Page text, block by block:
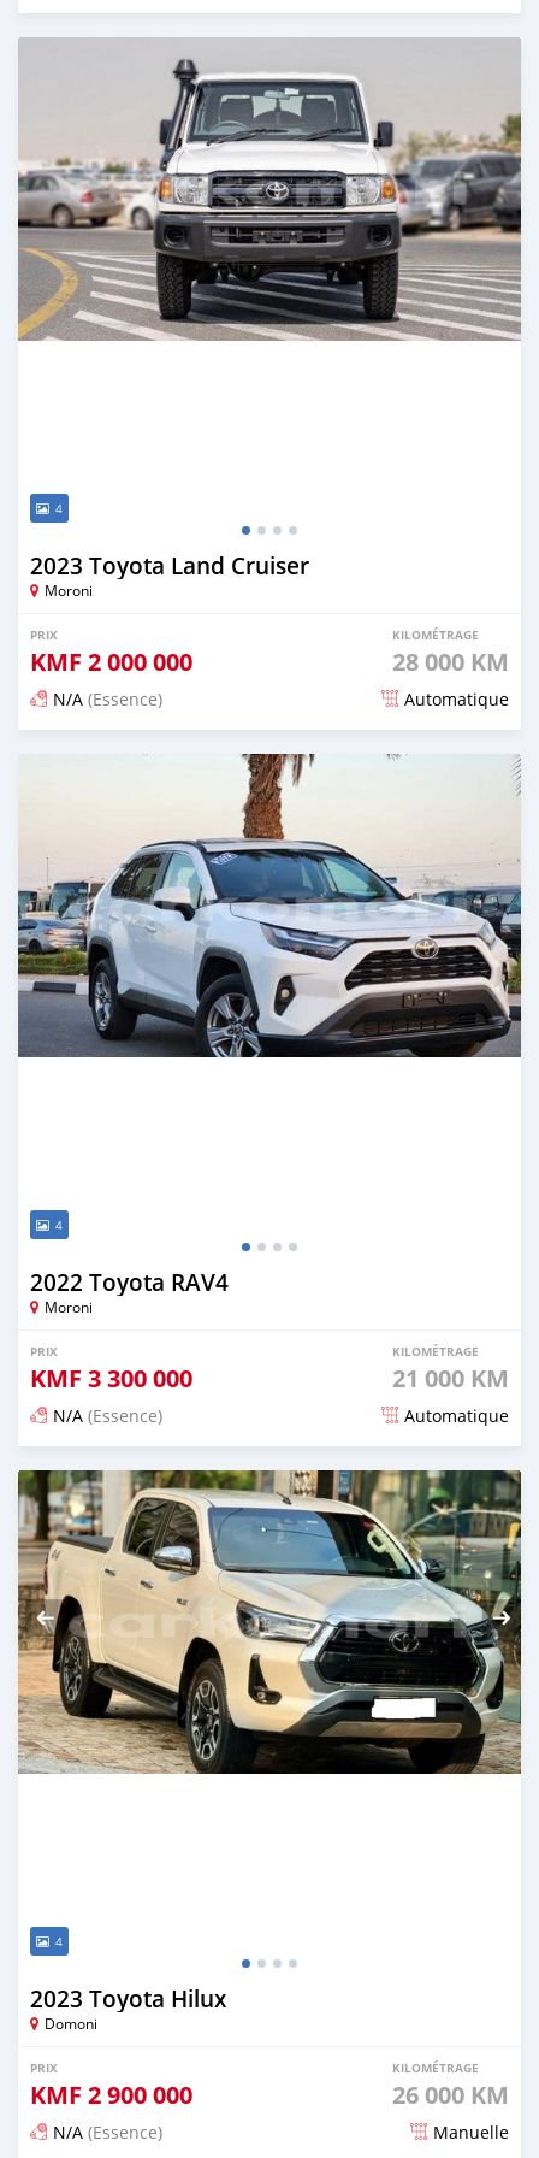
Publié il y a 5 mois
4
2023 Toyota Land Cruiser
Moroni
PRIX
KMF 2 000 000
KILOMÉTRAGE
28 000 KM
N/A (Essence) Automatique
Publié il y a 5 mois
4
2022 Toyota RAV4
Moroni
PRIX
KMF 3 300 000
KILOMÉTRAGE
21 000 KM
N/A (Essence) Automatique
Publié il y a 5 mois
4
2023 Toyota Hilux
Domoni
PRIX
KMF 2 900 000
KILOMÉTRAGE
26 000 KM
N/A (Essence) Manuelle